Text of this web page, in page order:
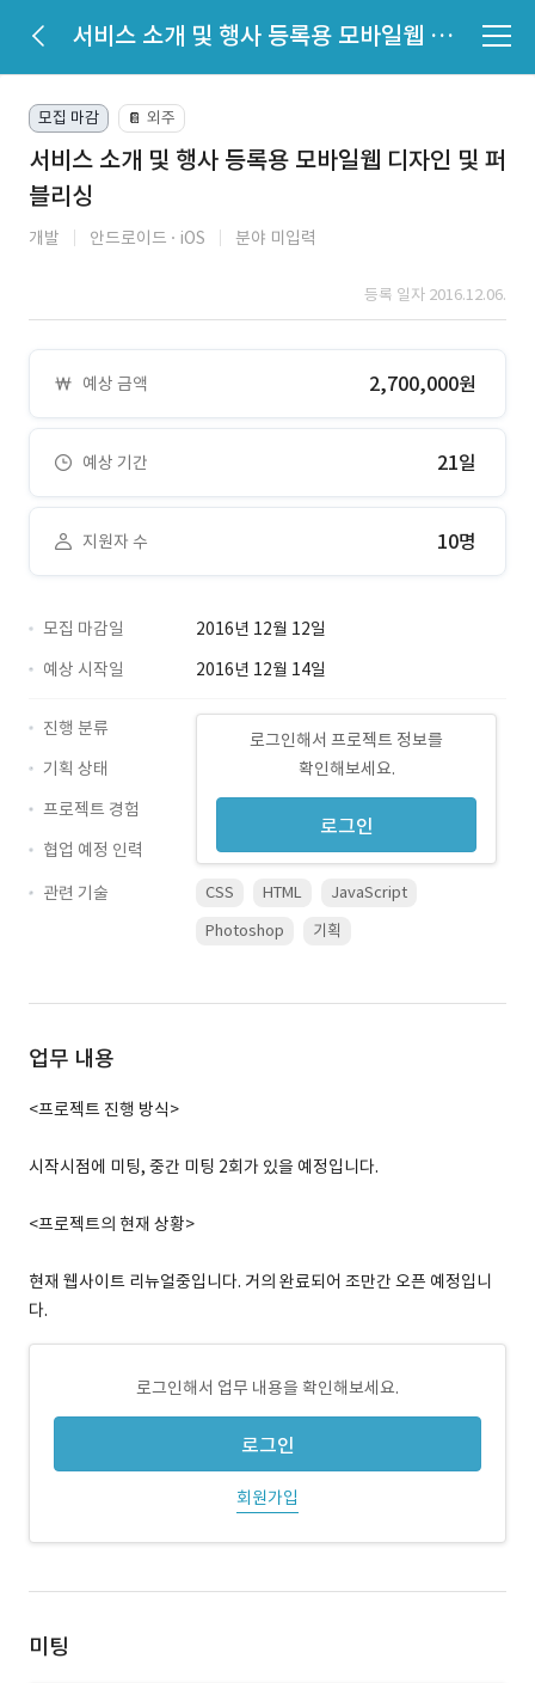
서비스 소개 및 행사 등록용 모바일웹 디자인 및 퍼블리싱
모집 마감 📔 외주
서비스 소개 및 행사 등록용 모바일웹 디자인 및 퍼
블리싱
개발 안드로이드 iOS 분야 미입력
등록 일자 2016.12.06.
예상 금액 2,700,000원
예상 기간 21일
지원자 수 10명
모집 마감일
2016년 12월 12일
예상 시작일
2016년 12월 14일
로그인해서 프로젝트 정보를
확인해보세요.
로그인
진행 분류
기획 상태
프로젝트 경험
협업 예정 인력
관련 기술
CSS HTML
JavaScript
Photoshop
기획
업무 내용
<프로젝트 진행 방식>
시작시점에 미팅, 중간 미팅 2회가 있을 예정입니다.
<프로젝트의 현재 상황>
현재 웹사이트 리뉴얼중입니다. 거의 완료되어 조만간 오픈 예정입니
다.
로그인해서 업무 내용을 확인해보세요.
로그인
회원가입
미팅